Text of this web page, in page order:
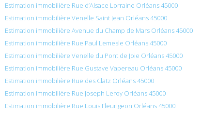
Estimation immobilière Rue d’Alsace Lorraine Orléans 45000
Estimation immobilière Venelle Saint Jean Orléans 45000
Estimation immobilière Avenue du Champ de Mars Orléans 45000
Estimation immobilière Rue Paul Lemesle Orléans 45000
Estimation immobilière Venelle du Pont de Joie Orléans 45000
Estimation immobilière Rue Gustave Vapereau Orléans 45000
Estimation immobilière Rue des Clatz Orléans 45000
Estimation immobilière Rue Joseph Leroy Orléans 45000
Estimation immobilière Rue Louis Fleurigeon Orléans 45000